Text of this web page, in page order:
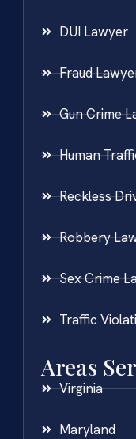
DUI Lawyer
Fraud
Gun Crime
Human
Reckless
Robbery
Sex Crime
Traffic
Areas
Virginia
Maryland